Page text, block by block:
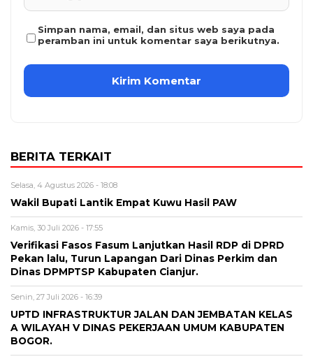
Simpan nama, email, dan situs web saya pada
peramban ini untuk komentar saya berikutnya.
BERITA TERKAIT
Selasa, 4 Agustus 2026 - 18:08
Wakil Bupati Lantik Empat Kuwu Hasil PAW
Kamis, 30 Juli 2026 - 17:55
Verifikasi Fasos Fasum Lanjutkan Hasil RDP di DPRD
Pekan lalu, Turun Lapangan Dari Dinas Perkim dan
Dinas DPMPTSP Kabupaten Cianjur.
Senin, 27 Juli 2026 - 16:39
UPTD INFRASTRUKTUR JALAN DAN JEMBATAN KELAS
A WILAYAH V DINAS PEKERJAAN UMUM KABUPATEN
BOGOR.